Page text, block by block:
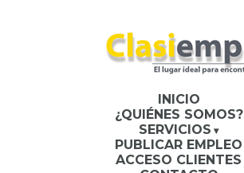
INICIO
¿QUIÉNES SOMOS?
SERVICIOS
PUBLICAR EMPLEO
ACCESO CLIENTES